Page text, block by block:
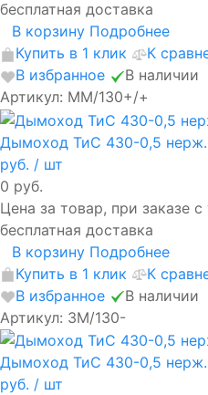
бесплатная доставка
В корзину Подробнее
Купить в 1 клик
К
В избранное
В наличии
Артикул: ММ/130+/+
Дымоход ТиС 430-0,5
руб. / шт
0 руб.
Цена за товар, при заказе
бесплатная доставка
В корзину Подробнее
Купить в 1 клик
К
В избранное
В наличии
Артикул: ЗМ/130-
Дымоход ТиС 430-0,5 нерж.
руб. / шт